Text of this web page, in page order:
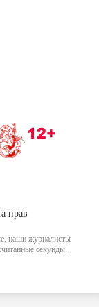
прав
наши журналисты
секунды.